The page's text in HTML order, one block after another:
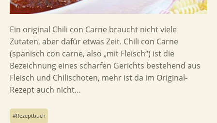
Ein original Chili con Carne braucht nicht viele
Zutaten, aber dafür etwas Zeit. Chili con Carne
(spanisch con carne, also „mit Fleisch“) ist die
Bezeichnung eines scharfen Gerichts bestehend aus
Fleisch und Chilischoten, mehr ist da im Original-
Rezept auch nicht…
Rezeptbuch